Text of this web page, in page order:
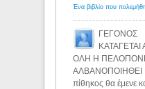
ΓΕΓΟΝΟΣ
ΟΛΗ Η
ΑΛΒΑΝΟΠΟΙΗΘΕΙ
πίθηκος θα έμενε